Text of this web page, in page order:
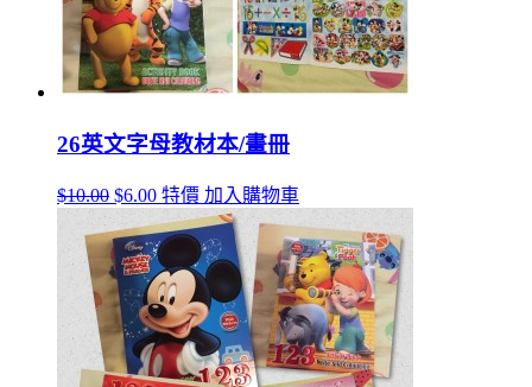
26英文字母教材本/畫冊
$10.00 $6.00 特價 加入購物車